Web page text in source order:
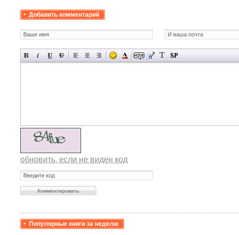
Добавить комментарий
обновить, если не виден код
Популярные книги за неделю